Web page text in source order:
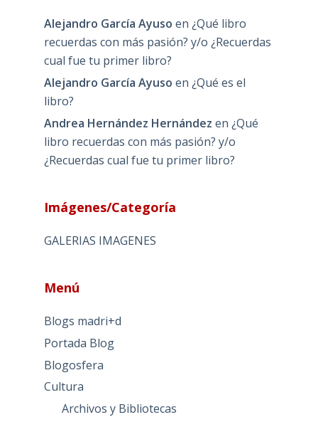
Alejandro García Ayuso en ¿Qué libro
recuerdas con más pasión? y/o ¿Recuerdas
cual fue tu primer libro?
Alejandro García Ayuso en ¿Qué es el
libro?
Andrea Hernández Hernández en ¿Qué
libro recuerdas con más pasión? y/o
¿Recuerdas cual fue tu primer libro?
Imágenes/Categoría
GALERIAS IMAGENES
Menú
Blogs madri+d
Portada Blog
Blogosfera
Cultura
Archivos y Bibliotecas